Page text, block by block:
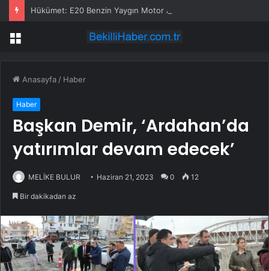
Hükümet: E20 Benzin Yaygın Motor Arızasına Yol Açmadı
Menü
Anasayfa / Haber
Haber
Başkan Demir, ‘Ardahan’da
yatırımlar devam edecek’
MELİKE BULUR Haziran 21, 2023 0 12
Bir dakikadan az